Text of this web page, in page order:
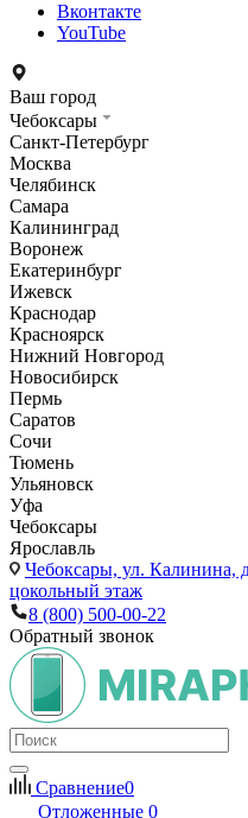
Вконтакте
YouTube
Ваш город
Чебоксары
Санкт-Петербург
Москва
Челябинск
Самара
Калининград
Воронеж
Екатеринбург
Ижевск
Краснодар
Красноярск
Нижний Новгород
Новосибирск
Пермь
Саратов
Сочи
Тюмень
Ульяновск
Уфа
Чебоксары
Ярославль
Чебоксары, ул.
цокольный этаж
8 (800) 500-00-22
Обратный звонок
Сравнение0
Отложенные 0